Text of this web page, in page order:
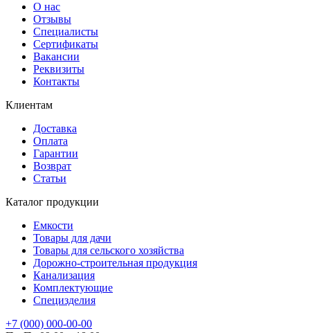
О нас
Отзывы
Специалисты
Сертификаты
Вакансии
Реквизиты
Контакты
Клиентам
Доставка
Оплата
Гарантии
Возврат
Статьи
Каталог продукции
Емкости
Товары для дачи
Товары для сельского хозяйства
Дорожно-строительная продукция
Канализация
Комплектующие
Специзделия
+7 (000) 000-00-00